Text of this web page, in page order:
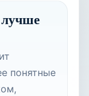
лучше
понятные